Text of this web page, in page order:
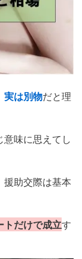
実は別物だと理
味に思えてし
援助交際は基本
トだけで成立す